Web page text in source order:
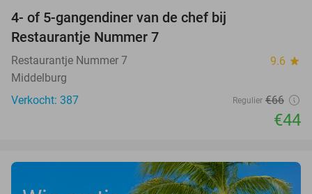
4- of 5-gangendiner van de chef bij
Restaurantje Nummer 7
Restaurantje Nummer 7 9.6 star
Middelburg
Verkocht: 387
Regulier €66
€44